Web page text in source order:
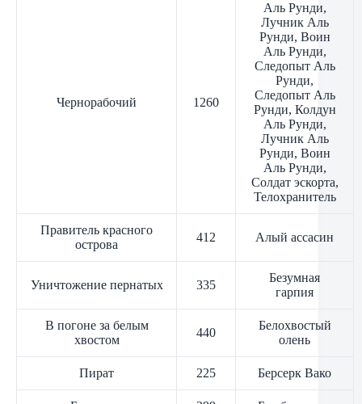
Чернорабочий 1260
Аль Рунди,
Лучник Аль
Рунди, Воин
Аль Рунди,
Следопыт Аль
Рунди,
Следопыт Аль
Рунди, Колдун
Аль Рунди,
Лучник Аль
Рунди, Воин
Аль Рунди,
Солдат эскорта,
Телохранитель
Правитель красного
острова
412 Алый ассасин
Уничтожение пернатых 335
Безумная
гарпия
В погоне за белым
хвостом
440
Белохвостый
олень
Пират 225 Берсерк Вако